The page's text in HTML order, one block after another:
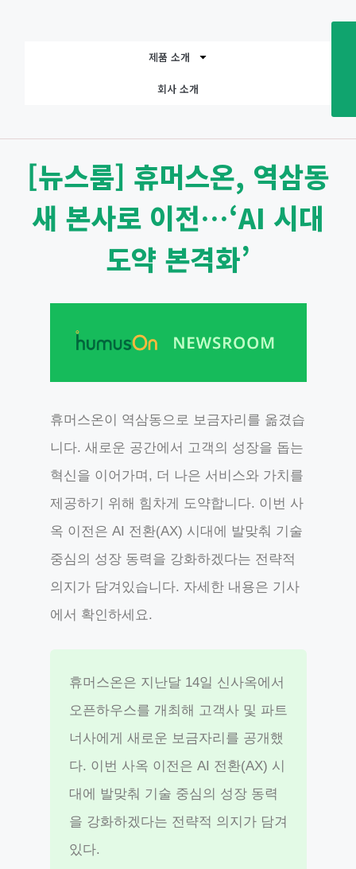
제품 소개
회사 소개
[뉴스룸] 휴머스온, 역삼동
새 본사로 이전…‘AI 시대
도약 본격화’
휴머스온이 역삼동으로 보금자리를 옮겼습
니다. 새로운 공간에서 고객의 성장을 돕는
혁신을 이어가며, 더 나은 서비스와 가치를
제공하기 위해 힘차게 도약합니다. 이번 사
옥 이전은 AI 전환(AX) 시대에 발맞춰 기술
중심의 성장 동력을 강화하겠다는 전략적
의지가 담겨있습니다. 자세한 내용은 기사
에서 확인하세요.
휴머스온은 지난달 14일 신사옥에서
오픈하우스를 개최해 고객사 및 파트
너사에게 새로운 보금자리를 공개했
다. 이번 사옥 이전은 AI 전환(AX) 시
대에 발맞춰 기술 중심의 성장 동력
을 강화하겠다는 전략적 의지가 담겨
있다.